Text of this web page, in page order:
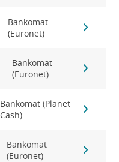
Bankomat
(Euronet)
Bankomat
(Euronet)
Bankomat (Planet
Cash)
Bankomat
(Euronet)